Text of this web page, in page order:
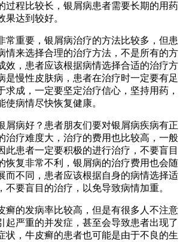
过程比较长，银屑病患者需要长期的用药
果达到较好。
常重要，银屑病治疗的方法比较多，但患
情来选择合理的治疗方法，不是所有的方
效，患者应该根据病情选择合适的治疗方
是慢性皮肤病，患者在治疗时一定要有足
求成，一定要坚定治疗信心，坚持用药，
使病情尽快恢复健康。
屑病好？患者朋友们要对银屑病疾病有正
治疗难度大，治疗的费用也比较高，一般
此患者一定要积极的进行治疗，不要盲目
恢复非常不利，银屑病的治疗费用也会随
而不同，患者应该根据自身的病情选择适
不要盲目的治疗，以免导致病情加重。
癣的发病率比较高，但是有很多人不注意
起严重的并发症，甚至会导致患者出现了
状，牛皮癣的患者也可能是由于不良的生